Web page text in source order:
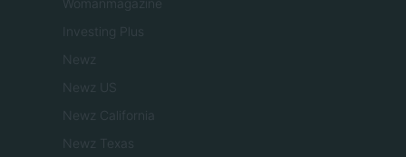
Womanmagazine
Investing Plus
Newz
Newz US
Newz California
Newz Texas